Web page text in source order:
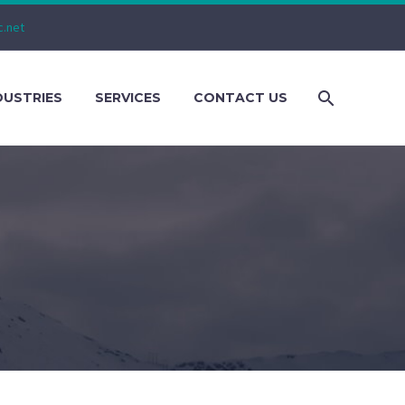
SERVICES CONTACT US